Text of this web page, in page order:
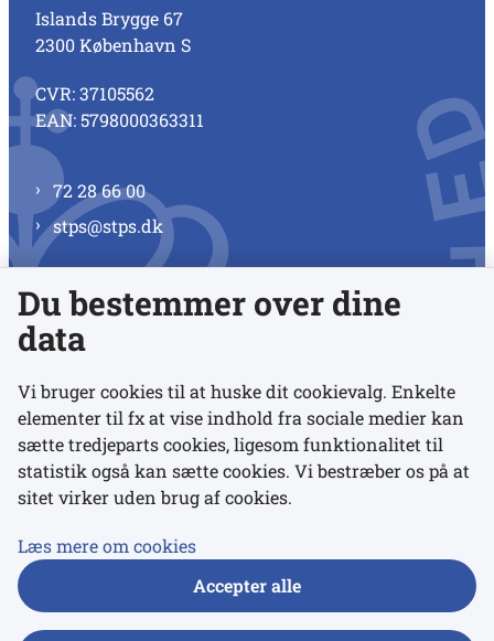
Islands Brygge 67
2300 København S
CVR: 37105562
EAN: 5798000363311
72 28 66 00
stps@stps.dk
Se alle kontaktnumre
Links
Udgivelser
Du bestemmer over dine
data
Vi bruger cookies til at huske dit cookievalg. Enkelte
elementer til fx at vise indhold fra sociale medier kan
sætte tredjeparts cookies, ligesom funktionalitet til
statistik også kan sætte cookies. Vi bestræber os på at
sitet virker uden brug af cookies.
Læs mere om cookies
Accepter alle